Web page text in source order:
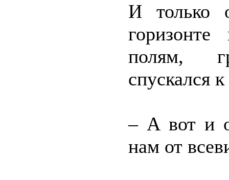
И только
полям,
спускался
– А вот и
нам от